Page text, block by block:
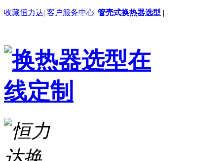
收藏恒力达| 客户服务中心| 管壳式换热器选型 |